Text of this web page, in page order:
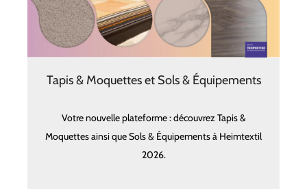
Tapis & Moquettes et Sols & Équipements
Votre nouvelle plateforme : découvrez Tapis &
Moquettes ainsi que Sols & Équipements à Heimtextil
2026.